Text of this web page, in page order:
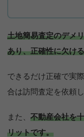
土地簡易査定のデメ
あり、正確性に欠け
できるだけ正確で実
合は訪問査定を依頼し
また、 不動産会社を
リットです。